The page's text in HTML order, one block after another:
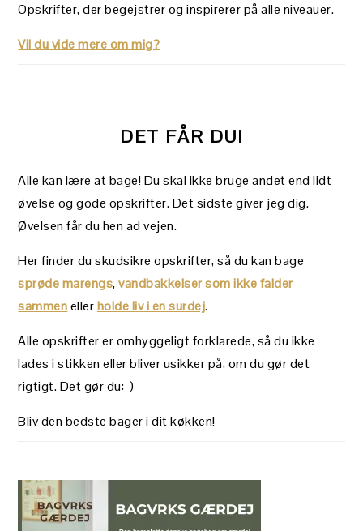
Opskrifter, der begejstrer og inspirerer på alle niveauer.
Vil du vide mere om mig?
DET FÅR DU!
Alle kan lære at bage! Du skal ikke bruge andet end lidt
øvelse og gode opskrifter. Det sidste giver jeg dig.
Øvelsen får du hen ad vejen.
Her finder du skudsikre opskrifter, så du kan bage
sprøde marengs,vandbakkelser som ikke falder
sammenellerholde liv i en surdej.
Alle opskrifter er omhyggeligt forklarede, så du ikke
lades i stikken eller bliver usikker på, om du gør det
rigtigt. Det gør du:-)
Bliv den bedste bager i dit køkken!